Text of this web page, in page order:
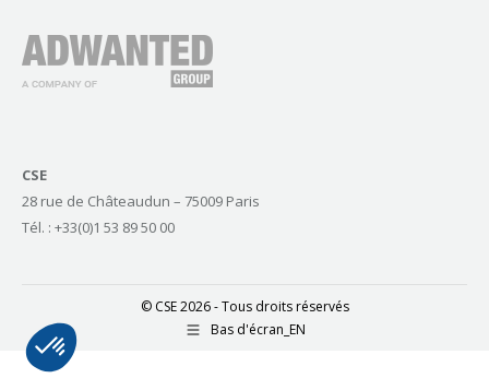
CSE
28 rue de Châteaudun – 75009 Paris
Tél. : +33(0)1 53 89 50 00
© CSE 2026 - Tous droits réservés
Bas d'écran_EN